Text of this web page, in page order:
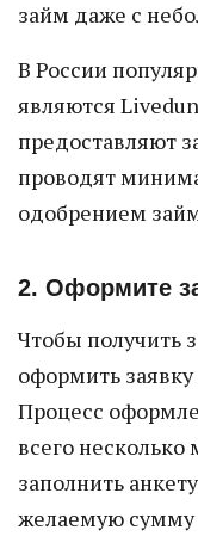
займ даже с
В России
являются
предоставляют
проводят
одобрением
2. Оформите
Чтобы получить
оформить
Процесс
всего несколько
заполнить
желаемую сумму